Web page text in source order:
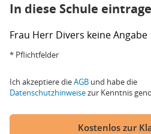
In diese Schule
Frau Herr Divers keine Angabe
* Pflichtfelder
Ich akzeptiere dieAGB und habe die
Datenschutzhinweisezur Kenntnis
Kostenlos zur